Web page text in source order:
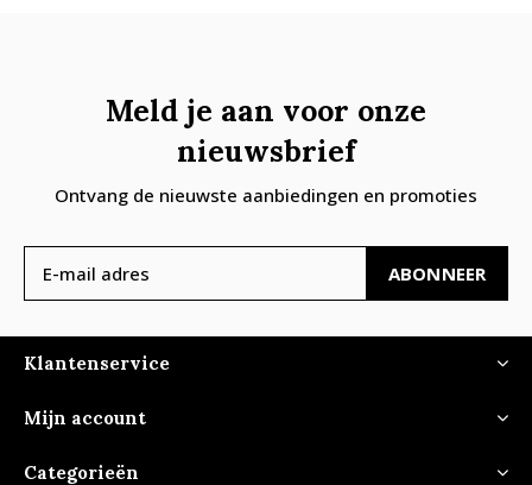
Meld je aan voor onze
nieuwsbrief
Ontvang de nieuwste aanbiedingen en promoties
ABONNEER
Klantenservice
Mijn account
Categorieën